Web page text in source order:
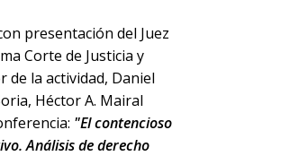
presentación del Juez
Corte de Justicia y
de la actividad, Daniel
Héctor A. Mairal
"El contencioso
Análisis de derecho